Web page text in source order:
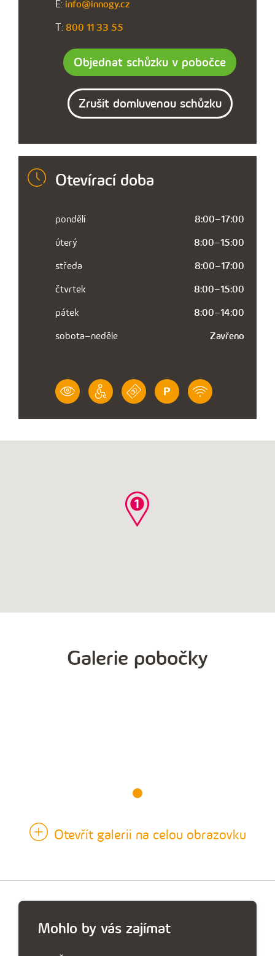
E: info@innogy.cz
T: 800 11 33 55
Objednat schůzku v pobočce
Zrušit domluvenou schůzku
Otevírací doba
pondělí
8:00–17:00
úterý
8:00–15:00
středa
8:00–17:00
čtvrtek
8:00–15:00
pátek
8:00–14:00
sobota–neděle
Zavřeno
VÝZNAM
IKONY
BEZBARIÉROVÝ
PŘÍSTUP
PLATBA
PLATEBNÍ
KARTOU
PARKOVÁNÍ
ZDARMA
WIFI
ZDARMA
Galerie pobočky
Otevřít galerii na celou obrazovku
Mohlo by vás zajímat